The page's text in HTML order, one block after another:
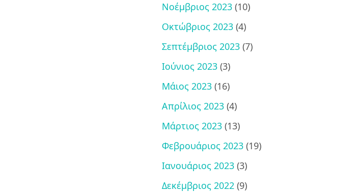
Νοέμβριος 2023 (10)
Οκτώβριος 2023 (4)
Σεπτέμβριος 2023 (7)
Ιούνιος 2023 (3)
Μάιος 2023 (16)
Απρίλιος 2023 (4)
Μάρτιος 2023 (13)
Φεβρουάριος 2023 (19)
Ιανουάριος 2023 (3)
Δεκέμβριος 2022 (9)